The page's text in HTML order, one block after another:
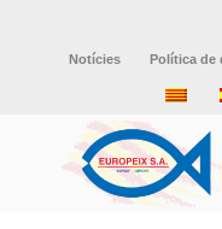
Notícies Política de